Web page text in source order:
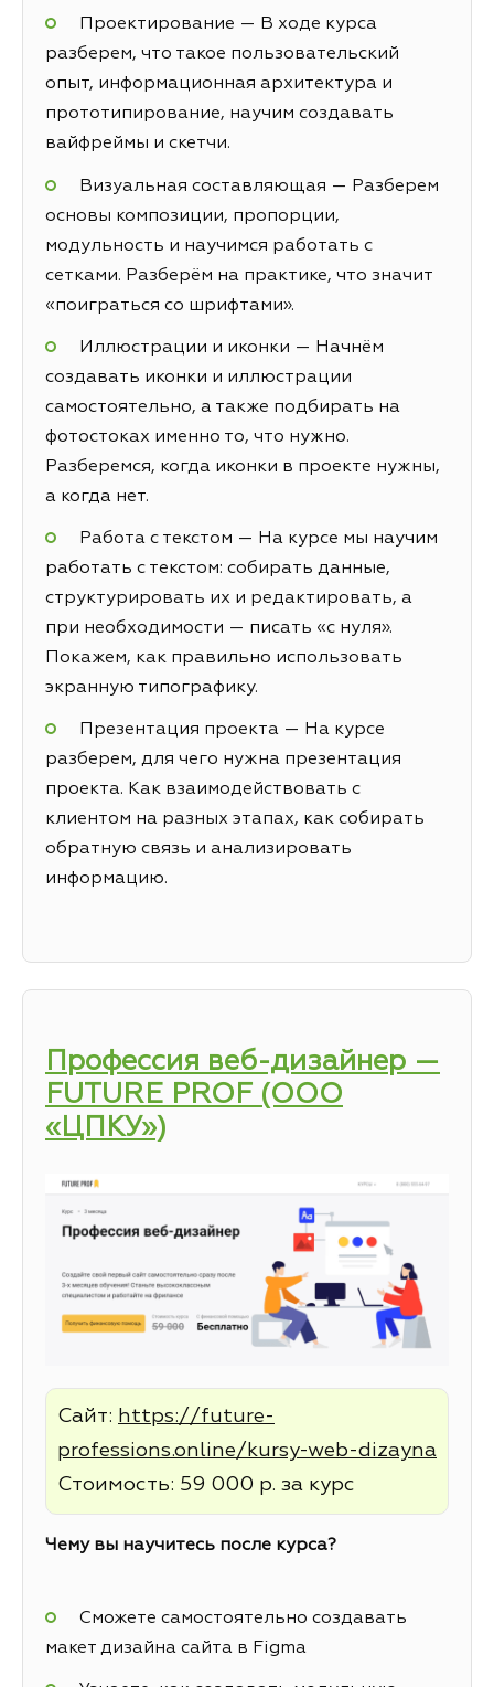
Проектирование — В ходе курса
разберем, что такое пользовательский
опыт, информационная архитектура и
прототипирование, научим создавать
вайфреймы и скетчи.
Визуальная составляющая — Разберем
основы композиции, пропорции,
модульность и научимся работать с
сетками. Разберём на практике, что значит
«поиграться со шрифтами».
Иллюстрации и иконки — Начнём
создавать иконки и иллюстрации
самостоятельно, а также подбирать на
фотостоках именно то, что нужно.
Разберемся, когда иконки в проекте нужны,
а когда нет.
Работа с текстом — На курсе мы научим
работать с текстом: собирать данные,
структурировать их и редактировать, а
при необходимости — писать «с нуля».
Покажем, как правильно использовать
экранную типографику.
Презентация проекта — На курсе
разберем, для чего нужна презентация
проекта. Как взаимодействовать с
клиентом на разных этапах, как собирать
обратную связь и анализировать
информацию.
Профессия веб-дизайнер —
FUTURE PROF (ООО
«ЦПКУ»)
Сайт: https://future-
professions.online/kursy-web-dizayna
Стоимость: 59 000 р. за курс
Чему вы научитесь после курса?
Сможете самостоятельно создавать
макет дизайна сайта в Figma